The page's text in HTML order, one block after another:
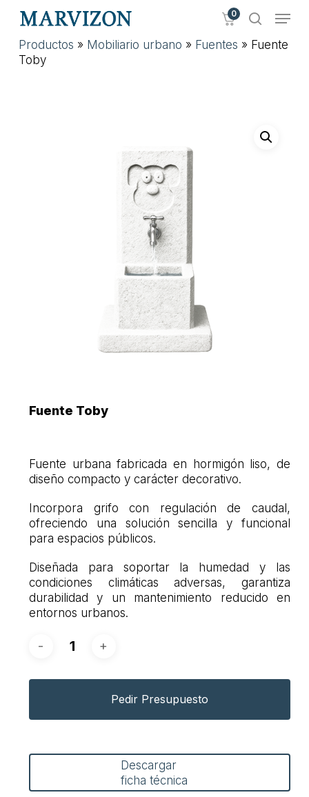
main
content
0 Menu
Productos » Mobiliario urbano » Fuentes » Fuente
Toby
Fuente Toby
Fuente urbana fabricada en hormigón liso, de
diseño compacto y carácter decorativo.
Incorpora grifo con regulación de caudal,
ofreciendo una solución sencilla y funcional
para espacios públicos.
Diseñada para soportar la humedad y las
condiciones climáticas adversas, garantiza
durabilidad y un mantenimiento reducido en
entornos urbanos.
Pedir Presupuesto
Descargar
ficha técnica
Close